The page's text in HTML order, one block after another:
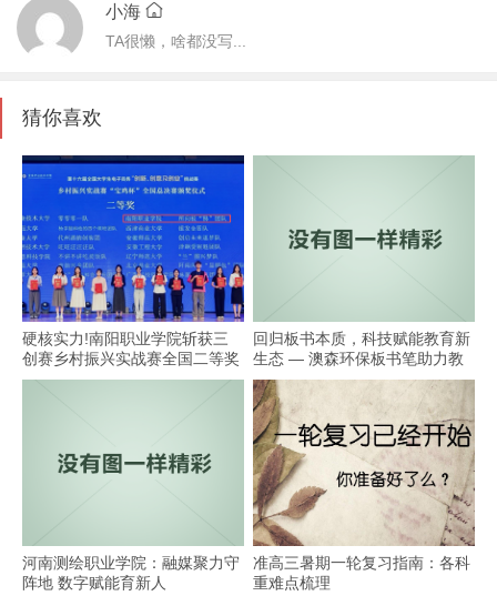
小海
TA很懒，啥都没写...
猜你喜欢
硬核实力!南阳职业学院斩获三
创赛乡村振兴实战赛全国二等奖
回归板书本质，科技赋能教育新
生态 — 澳森环保板书笔助力教
学
河南测绘职业学院：融媒聚力守
阵地 数字赋能育新人
准高三暑期一轮复习指南：各科
重难点梳理